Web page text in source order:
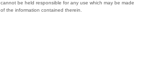
cannot be held responsible for any use which may be made
of the information contained therein.